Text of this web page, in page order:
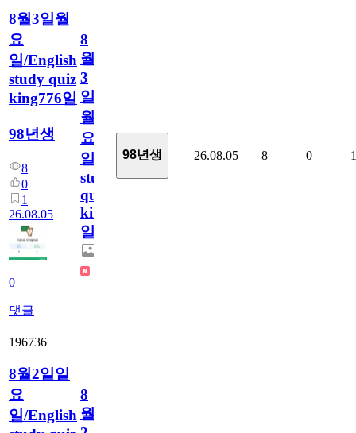
8월3일월
요
일/English
study quiz
king776일
98년생
8
0
1
26.08.05
0
댓글
8
월
3
일
월
요
일/English
study
quiz
king776
일
98년생 26.08.05 8 0 1
196736
8월2일일
요
일/English
8
월